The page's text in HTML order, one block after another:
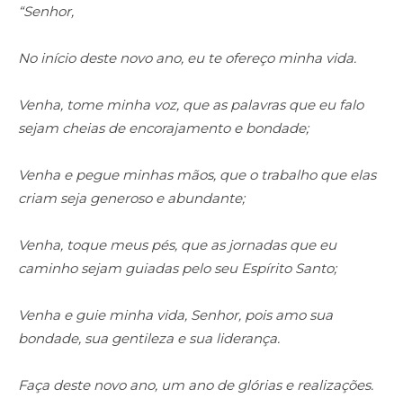
“Senhor,
No início deste novo ano, eu te ofereço minha vida.
Venha, tome minha voz, que as palavras que eu falo
sejam cheias de encorajamento e bondade;
Venha e pegue minhas mãos, que o trabalho que elas
criam seja generoso e abundante;
Venha, toque meus pés, que as jornadas que eu
caminho sejam guiadas pelo seu Espírito Santo;
Venha e guie minha vida, Senhor, pois amo sua
bondade, sua gentileza e sua liderança.
Faça deste novo ano, um ano de glórias e realizações.